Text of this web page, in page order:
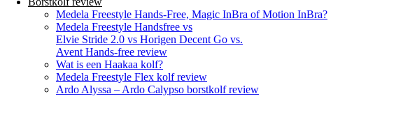
Medela Freestyle Hands-Free, Magic InBra of Motion InBra?
Medela Freestyle Handsfree vs
Elvie Stride 2.0 vs Horigen Decent Go vs.
Avent Hands-free review
Wat is een Haakaa kolf?
Medela Freestyle Flex kolf review
Ardo Alyssa – Ardo Calypso borstkolf review